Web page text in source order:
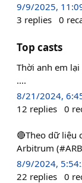
9/9/2025,
3 replies 0
Top casts
Thời anh em
....
8/21/2024,
12 replies 0
🔴Theo dữ liệu
Arbitrum
8/9/2024,
22 replies 0